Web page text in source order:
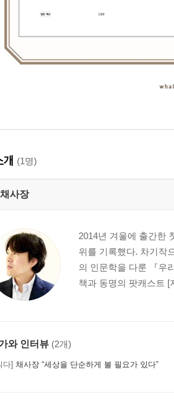
개 (1명)
채사장
2014년 겨울에 출간한
위를 기록했다. 차기작
의 인문학을 다룬 『우
책과 동명의 팟캐스트 [
와 인터뷰 (2개)
다] 채사장 “세상을 단순하게 볼 필요가 있다”